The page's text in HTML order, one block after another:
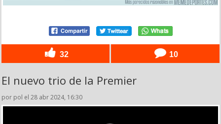
32 10
El nuevo trio de la Premier
por pol el 28 abr 2024, 16:30